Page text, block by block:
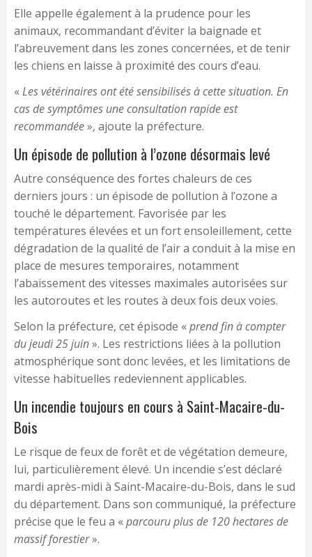
Elle appelle également à la prudence pour les
animaux, recommandant d’éviter la baignade et
l’abreuvement dans les zones concernées, et de tenir
les chiens en laisse à proximité des cours d’eau.
«Les vétérinaires ont été sensibilisés à cette situation. En
cas de symptômes une consultation rapide est
recommandée», ajoute la préfecture.
Un épisode de pollution à l’ozone désormais levé
Autre conséquence des fortes chaleurs de ces
derniers jours : un épisode de pollution à l’ozone a
touché le département. Favorisée par les
températures élevées et un fort ensoleillement, cette
dégradation de la qualité de l’air a conduit à la mise en
place de mesures temporaires, notamment
l’abaissement des vitesses maximales autorisées sur
les autoroutes et les routes à deux fois deux voies.
Selon la préfecture, cet épisode «prend fin à compter
du jeudi 25 juin». Les restrictions liées à la pollution
atmosphérique sont donc levées, et les limitations de
vitesse habituelles redeviennent applicables.
Un incendie toujours en cours à Saint-Macaire-du-
Bois
Le risque de feux de forêt et de végétation demeure,
lui, particulièrement élevé. Un incendie s’est déclaré
mardi après-midi à Saint-Macaire-du-Bois, dans le sud
du département. Dans son communiqué, la préfecture
précise que le feu a «parcouru plus de 120 hectares de
massif forestier».